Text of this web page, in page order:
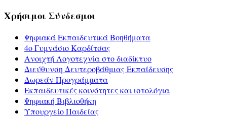
Χρήσιμοι Σύνδεσμοι
Ψηφιακά Εκπαιδευτικά Βοηθήματα
4ο Γυμνάσιο Καρδίτσας
Ανοιχτή Λογοτεχνία στο διαδίκτυο
Διεύθυνση Δευτεροβάθμιας Εκπαίδευσης
Δωρεάν Προγράμματα
Εκπαιδευτικές κοινότητες και ιστολόγια
Ψηφιακή Βιβλιοθήκη
Υπουργείο Παιδείας